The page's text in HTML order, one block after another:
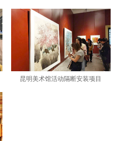
昆明美术馆活动隔断安装项目